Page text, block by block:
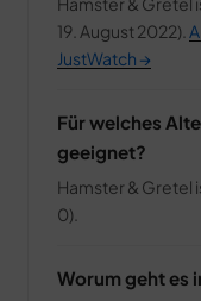
19. August 2022).
JustWatch →
Für welches
geeignet?
Hamster & Gretel
0).
Worum geht es